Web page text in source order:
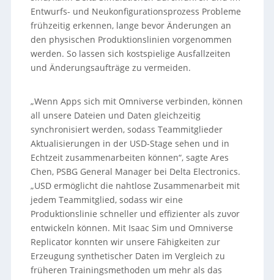
Entwurfs- und Neukonfigurationsprozess Probleme
frühzeitig erkennen, lange bevor Änderungen an
den physischen Produktionslinien vorgenommen
werden. So lassen sich kostspielige Ausfallzeiten
und Änderungsaufträge zu vermeiden.
„Wenn Apps sich mit Omniverse verbinden, können
all unsere Dateien und Daten gleichzeitig
synchronisiert werden, sodass Teammitglieder
Aktualisierungen in der USD-Stage sehen und in
Echtzeit zusammenarbeiten können“, sagte Ares
Chen, PSBG General Manager bei Delta Electronics.
„USD ermöglicht die nahtlose Zusammenarbeit mit
jedem Teammitglied, sodass wir eine
Produktionslinie schneller und effizienter als zuvor
entwickeln können. Mit Isaac Sim und Omniverse
Replicator konnten wir unsere Fähigkeiten zur
Erzeugung synthetischer Daten im Vergleich zu
früheren Trainingsmethoden um mehr als das